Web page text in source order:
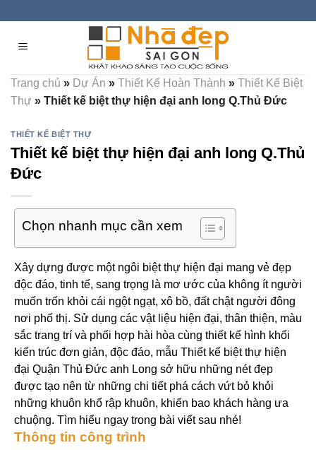
content
Trang chủ » Dự Án » Thiết Kế Hoàn Thành » Thiết Kế Biệt
Thự » Thiết kế biệt thự hiện đại anh long Q.Thủ Đức
THIẾT KẾ BIỆT THỰ
Thiết kế biệt thự hiện đại anh long Q.Thủ
Đức
Chọn nhanh mục cần xem
Xây dựng được một ngôi biệt thự hiện đại mang vẻ đẹp
độc đáo, tinh tế, sang trọng là mơ ước của không ít người
muốn trốn khỏi cái ngột ngạt, xô bồ, đất chật người đông
nơi phố thị. Sử dụng các vật liệu hiện đại, thân thiện, màu
sắc trang trí và phối hợp hài hòa cùng thiết kế hình khối
kiến trúc đơn giản, độc đáo, mẫu Thiết kế biệt thự hiện
đại Quận Thủ Đức anh Long sở hữu những nét đẹp
được tạo nên từ những chi tiết phá cách vứt bỏ khỏi
những khuôn khổ rập khuôn, khiến bao khách hàng ưa
chuộng. Tìm hiểu ngay trong bài viết sau nhé!
Thông tin công trình